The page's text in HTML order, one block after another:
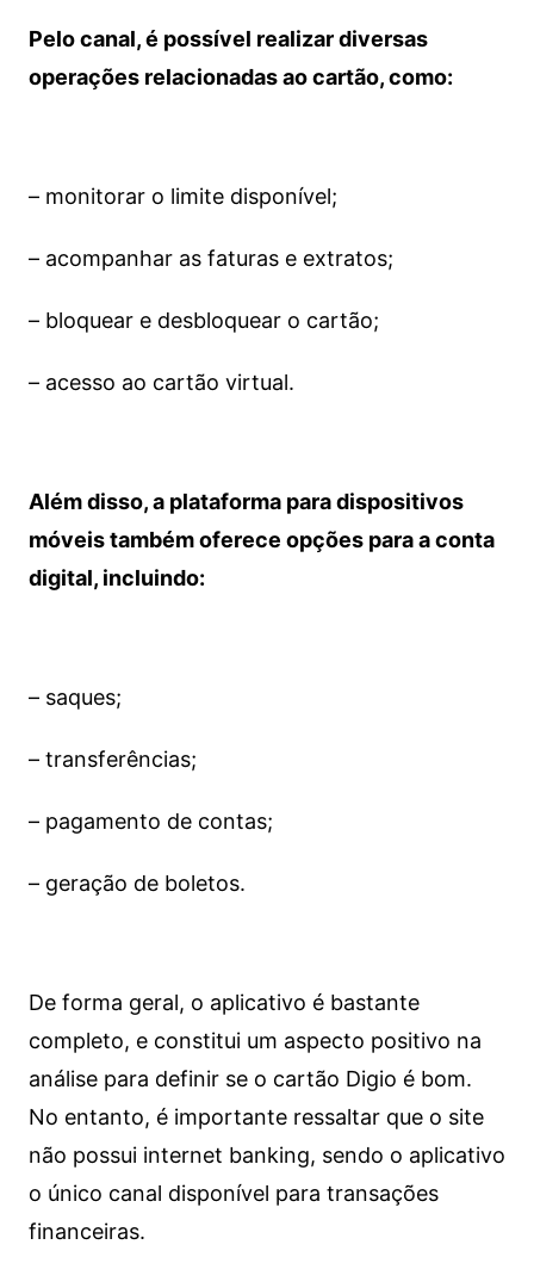
Pelo canal, é possível realizar diversas
operações relacionadas ao cartão, como:
– monitorar o limite disponível;
– acompanhar as faturas e extratos;
– bloquear e desbloquear o cartão;
– acesso ao cartão virtual.
Além disso, a plataforma para dispositivos
móveis também oferece opções para a conta
digital, incluindo:
– saques;
– transferências;
– pagamento de contas;
– geração de boletos.
De forma geral, o aplicativo é bastante
completo, e constitui um aspecto positivo na
análise para definir se o cartão Digio é bom.
No entanto, é importante ressaltar que o site
não possui internet banking, sendo o aplicativo
o único canal disponível para transações
financeiras.